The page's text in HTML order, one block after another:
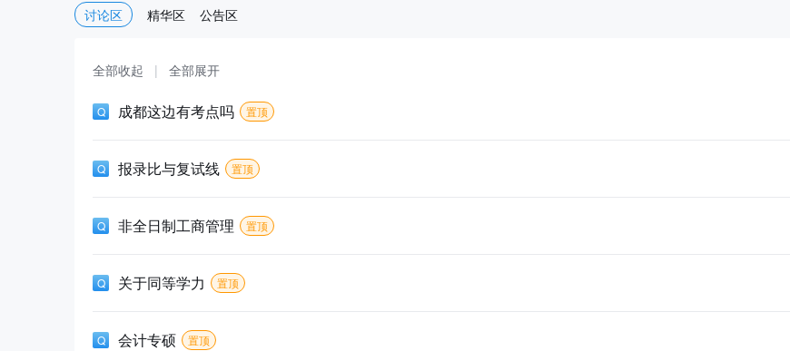
讨论区 精华区 公告区
全部收起 | 全部展开
成都这边有考点吗 置顶
报录比与复试线 置顶
非全日制工商管理 置顶
关于同等学力 置顶
会计专硕 置顶